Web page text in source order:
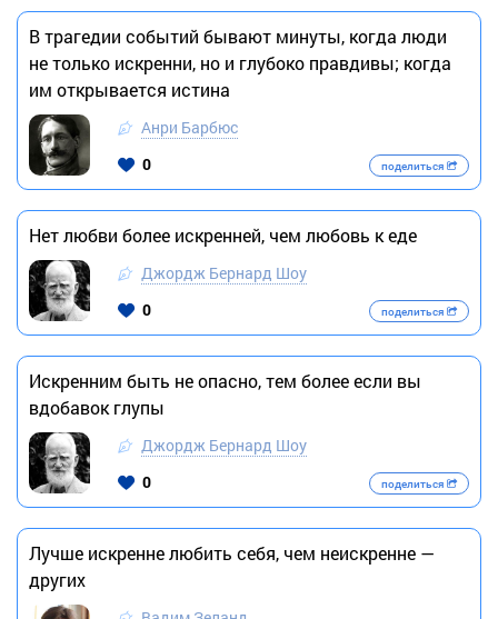
В трагедии событий бывают минуты, когда люди
не только искренни, но и глубоко правдивы; когда
им открывается истина
Анри Барбюс
0
поделиться
Нет любви более искренней, чем любовь к еде
Джордж Бернард Шоу
0
поделиться
Искренним быть не опасно, тем более если вы
вдобавок глупы
Джордж Бернард Шоу
0
поделиться
Лучше искренне любить себя, чем неискренне —
других